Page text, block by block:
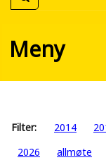
Meny
Filter: 2014
2026
allmøte